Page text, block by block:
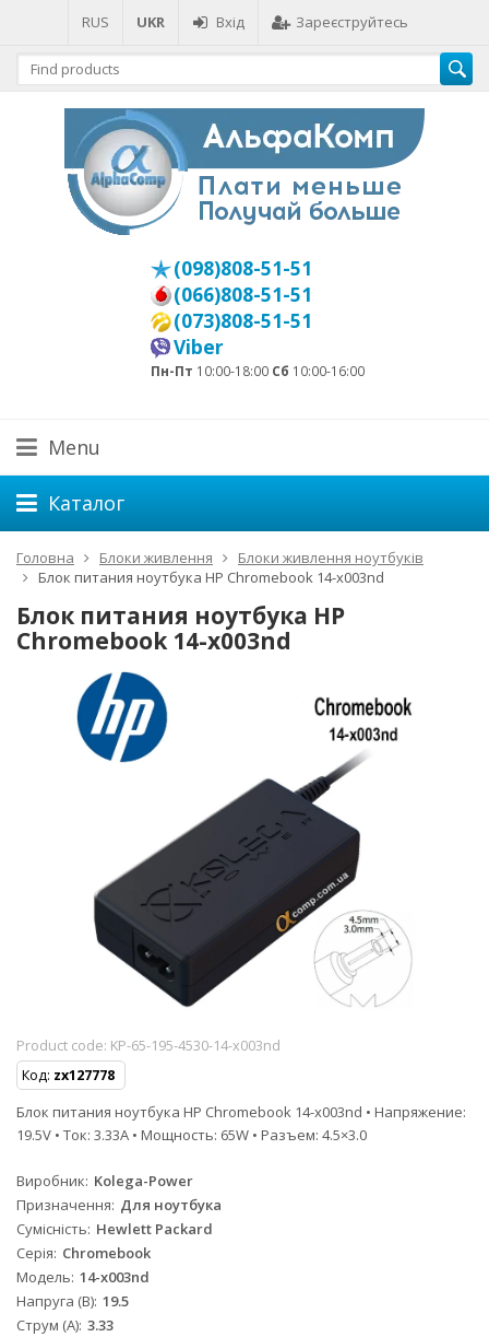
RUS UKR Вхід Зареєструйтесь
(098)808-51-51
(066)808-51-51
(073)808-51-51
Viber
Пн-Пт 10:00-18:00 Сб 10:00-16:00
Menu
Каталог
Головна Блоки живлення
Блоки живлення ноутбуків
Блок питания ноутбука HP Chromebook 14-x003nd
Блок питания ноутбука HP
Chromebook 14-x003nd
Product code: KP-65-195-4530-14-x003nd
Код: zx127778
Блок питания ноутбука HP Chromebook 14-x003nd • Напряжение:
19.5V • Ток: 3.33A • Мощность: 65W • Разъем: 4.5×3.0
Виробник Kolega-Power
Призначення Для ноутбука
Сумісність Hewlett Packard
Серія Chromebook
Модель 14-x003nd
Напруга (В) 19.5
Струм (А) 3.33